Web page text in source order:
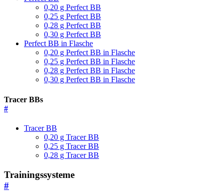
0,20 g Perfect BB
0,25 g Perfect BB
0,28 g Perfect BB
0,30 g Perfect BB
Perfect BB in Flasche
0,20 g Perfect BB in Flasche
0,25 g Perfect BB in Flasche
0,28 g Perfect BB in Flasche
0,30 g Perfect BB in Flasche
Tracer BBs
#
Tracer BB
0,20 g Tracer BB
0,25 g Tracer BB
0,28 g Tracer BB
Trainingssysteme
#